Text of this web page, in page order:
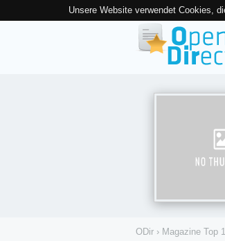
Unsere Website verwendet Cookies,
ODir › Magazine Top